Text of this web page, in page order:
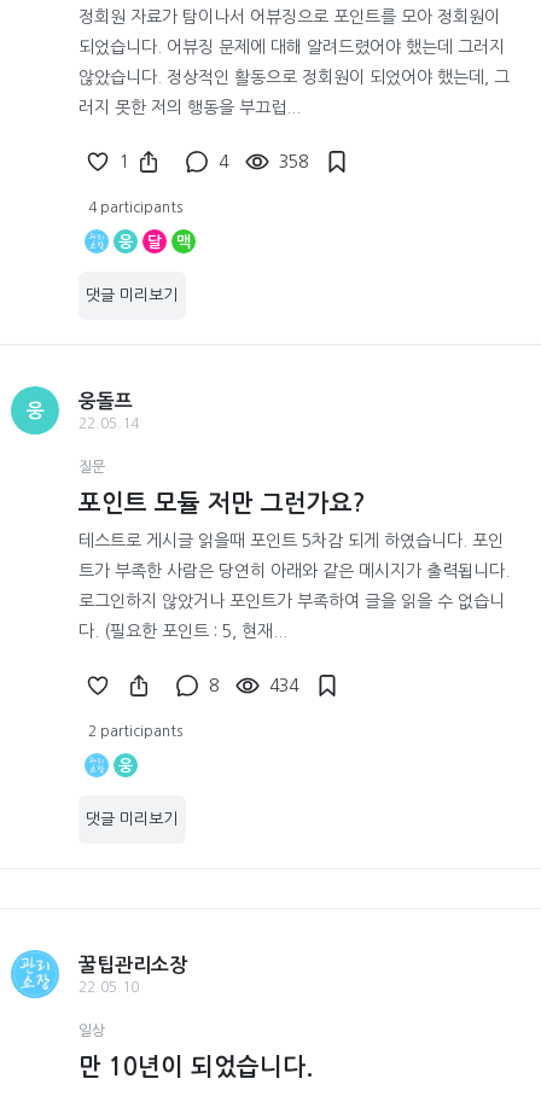
정회원 자료가 탐이나서 어뷰징으로 포인트를 모아 정회원이
되었습니다. 어뷰징 문제에 대해 알려드렸어야 했는데 그러지
않았습니다. 정상적인 활동으로 정회원이 되었어야 했는데, 그
러지 못한 저의 행동을 부끄럽...
1 4 358
4 participants
웅 달 맥
댓글 미리보기
웅
웅돌프
22.05.14
질문
포인트 모듈 저만 그런가요?
테스트로 게시글 읽을때 포인트 5차감 되게 하였습니다. 포인
트가 부족한 사람은 당연히 아래와 같은 메시지가 출력됩니다.
로그인하지 않았거나 포인트가 부족하여 글을 읽을 수 없습니
다. (필요한 포인트 : 5, 현재...
8 434
2 participants
웅
댓글 미리보기
꿀팁관리소장
22.05.10
일상
만 10년이 되었습니다.